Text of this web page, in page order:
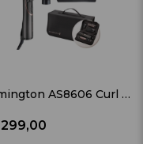
Remington AS8606 Curl & Straight Confidence Sac Şekillendirme Cihazı